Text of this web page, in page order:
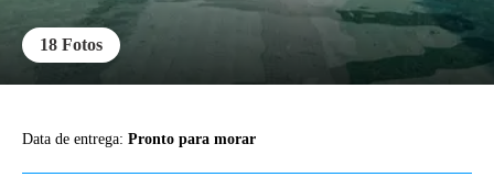
18 Fotos
Data de entrega: Pronto para morar